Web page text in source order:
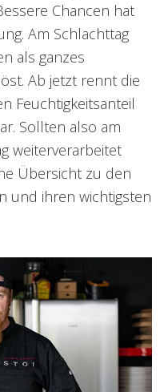
Chancen hat
Am Schlachttag
als ganzes
Ab jetzt rennt die
Feuchtigkeitsanteil
Sollten also am
weiterverarbeitet
Übersicht zu den
und ihren wichtigsten